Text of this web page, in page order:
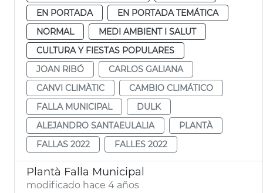
EN PORTADA
EN PORTADA TEMÁTICA
NORMAL
MEDI AMBIENT I SALUT
CULTURA Y FIESTAS POPULARES
JOAN RIBÓ
CARLOS GALIANA
CANVI CLIMÀTIC
CAMBIO CLIMÁTICO
FALLA MUNICIPAL
DULK
ALEJANDRO SANTAEULALIA
PLANTÀ
FALLAS 2022
FALLES 2022
Plantà Falla Municipal
modificado hace 4 años